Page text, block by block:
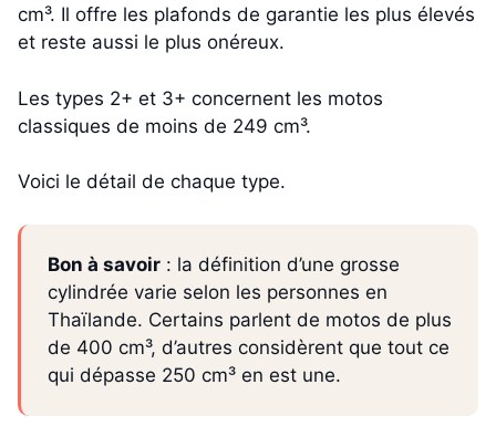
cm³. Il offre les plafonds de garantie les plus élevés
et reste aussi le plus onéreux.
Les types 2+ et 3+ concernent les motos
classiques de moins de 249 cm³.
Voici le détail de chaque type.
Bon à savoir : la définition d’une grosse
cylindrée varie selon les personnes en
Thaïlande. Certains parlent de motos de plus
de 400 cm³, d’autres considèrent que tout ce
qui dépasse 250 cm³ en est une.